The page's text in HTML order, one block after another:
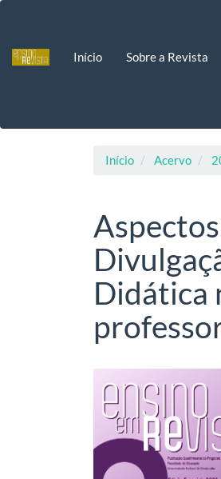
principalInício Sobre a Revista
Início Acervo
Didática
Barra
lateral
de
artigos